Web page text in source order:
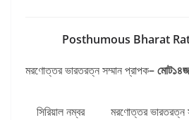
Posthumous Bharat
মরণোত্তর ভারতরত্ন সম্মান প্রাপক–
সিরিয়াল নম্বর মরণোত্তর ভারতরত্ন